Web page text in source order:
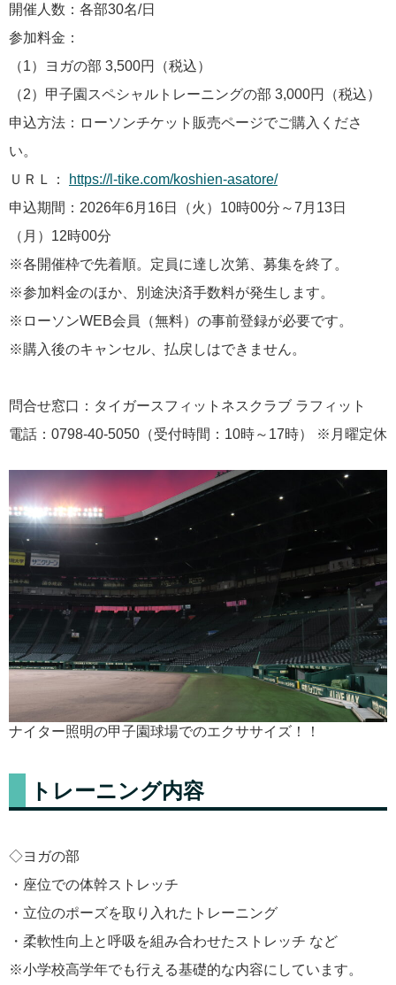
開催人数：各部30名/日
参加料金：
（1）ヨガの部 3,500円（税込）
（2）甲子園スペシャルトレーニングの部 3,000円（税込）
申込方法：ローソンチケット販売ページでご購入くださ
い。
ＵＲＬ：
https://l-tike.com/koshien-asatore/
申込期間：2026年6月16日（火）10時00分～7月13日
（月）12時00分
※各開催枠で先着順。定員に達し次第、募集を終了。
※参加料金のほか、別途決済手数料が発生します。
※ローソンWEB会員（無料）の事前登録が必要です。
※購入後のキャンセル、払戻しはできません。
問合せ窓口：タイガースフィットネスクラブ ラフィット
電話：0798-40-5050（受付時間：10時～17時） ※月曜定休
ナイター照明の甲子園球場でのエクササイズ！！
トレーニング内容
◇ヨガの部
・座位での体幹ストレッチ
・立位のポーズを取り入れたトレーニング
・柔軟性向上と呼吸を組み合わせたストレッチ など
※小学校高学年でも行える基礎的な内容にしています。